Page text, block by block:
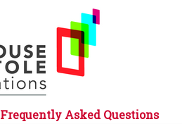
Frequently Asked Questions